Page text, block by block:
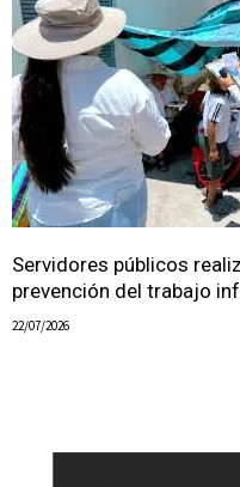
Servidores públicos
prevención del trabajo
22/07/2026